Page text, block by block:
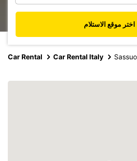
اختر موقع الاستلام
Car Rental Car Rental Italy